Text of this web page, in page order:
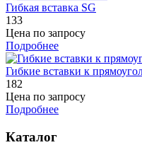
Гибкая вставка SG
133
Цена по запросу
Подробнее
Гибкие вставки к
182
Цена по запросу
Подробнее
Каталог